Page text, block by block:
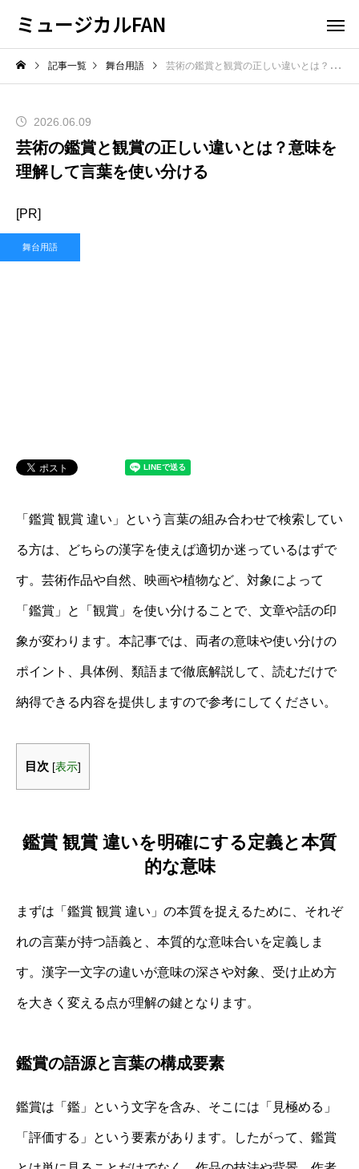
ミュージカルFAN
記事一覧 舞台用語 芸術の鑑賞と観賞の正しい違いとは？意味を理解して言葉を使い分ける
2026.06.09
芸術の鑑賞と観賞の正しい違いとは？意味を
理解して言葉を使い分ける
[PR]
舞台用語
「鑑賞 観賞 違い」という言葉の組み合わせで検索してい
る方は、どちらの漢字を使えば適切か迷っているはずで
す。芸術作品や自然、映画や植物など、対象によって
「鑑賞」と「観賞」を使い分けることで、文章や話の印
象が変わります。本記事では、両者の意味や使い分けの
ポイント、具体例、類語まで徹底解説して、読むだけで
納得できる内容を提供しますので参考にしてください。
目次 [表示]
鑑賞 観賞 違いを明確にする定義と本質
的な意味
まずは「鑑賞 観賞 違い」の本質を捉えるために、それぞ
れの言葉が持つ語義と、本質的な意味合いを定義しま
す。漢字一文字の違いが意味の深さや対象、受け止め方
を大きく変える点が理解の鍵となります。
鑑賞の語源と言葉の構成要素
鑑賞は「鑑」という文字を含み、そこには「見極める」
「評価する」という要素があります。したがって、鑑賞